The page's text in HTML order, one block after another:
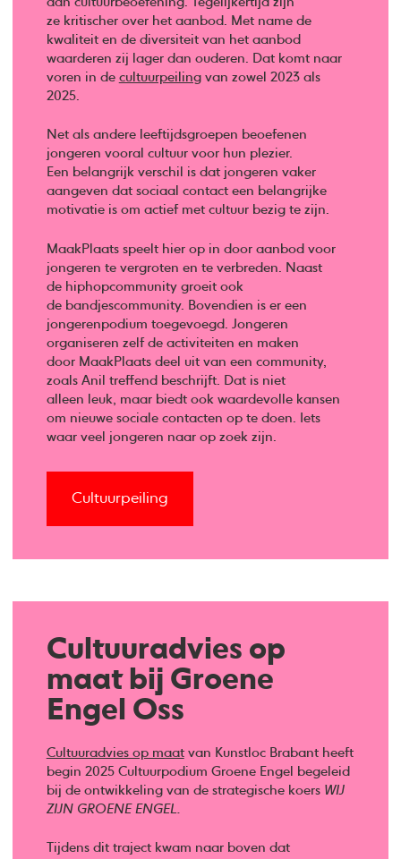
ze kritischer over het aanbod. Met name de
kwaliteit en de diversiteit van het aanbod
waarderen zij lager dan ouderen. Dat komt naar
voren in de cultuurpeilingvan zowel 2023 als
2025.
Net als andere leeftijdsgroepen beoefenen
jongeren vooral cultuur voor hun plezier.
Een belangrijk verschil is dat jongeren vaker
aangeven dat sociaal contact een belangrijke
motivatie is om actief met cultuur bezig te zijn.
MaakPlaats speelt hier op in door aanbod voor
jongeren te vergroten en te verbreden. Naast
de hiphopcommunity groeit ook
de bandjescommunity. Bovendien is er een
jongerenpodium toegevoegd. Jongeren
organiseren zelf de activiteiten en maken
door MaakPlaats deel uit van een community,
zoals Anil treffend beschrijft. Dat is niet
alleen leuk, maar biedt ook waardevolle kansen
om nieuwe sociale contacten op te doen. Iets
waar veel jongeren naar op zoek zijn.
Cultuurpeiling
Cultuuradvies op
maat bij Groene
Engel Oss
Cultuuradvies op maatvan Kunstloc Brabant heeft
begin 2025 Cultuurpodium Groene Engel begeleid
bij de ontwikkeling van de strategische koers WIJ
ZIJN GROENE ENGEL.
Tijdens dit traject kwam naar boven dat